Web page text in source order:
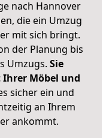
nach Hannover
die ein Umzug
mit sich bringt.
der Planung bis
Umzugs. Sie
Möbel und
sicher ein und
an Ihrem
ankommt.